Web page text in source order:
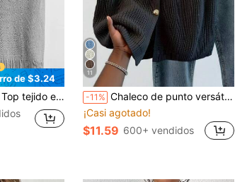
de $3.24
tejido escote V
11
-11% Chaleco de punto versátil con cuello en V para mujer, prenda de moda primavera/verano, cárdigan sin mangas con botones delanteros, top de punto negro otoño
¡Casi agotado!
$11.59 600+ vendidos